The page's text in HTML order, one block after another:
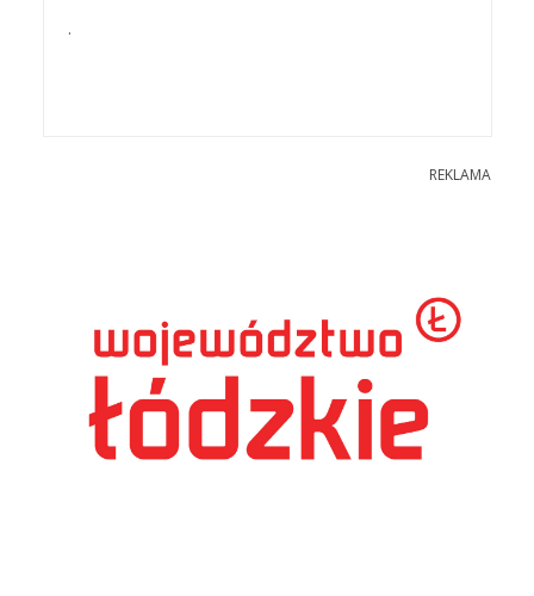
.
REKLAMA